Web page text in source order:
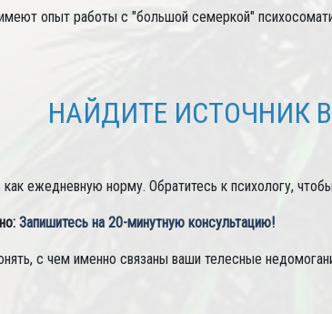
опыт работы с "большой семеркой"
НАЙДИТЕ ИСТОЧНИК
как ежедневную норму. Обратитесь к психологу,
Запишитесь на 20-минутную консультацию!
с чем именно связаны ваши телесные